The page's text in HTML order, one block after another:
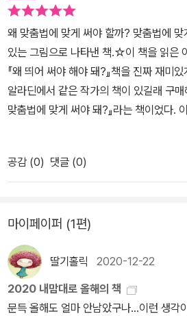
왜 맞춤법에 맞게 써야 할까? 맞춤법에 맞
있는 그림으로 나타낸 책.☆이 책을 읽은
『왜 띄어 써야 해야 돼?』책을 진짜 재미
알라딘에서 같은 작가의 책이 있길래 구매해
맞춤법에 맞게 써야 돼?』라는 책이었다.
마 아빠가 못처럼 박혀 있는 장면, 아기를
는 모습을 보고는 빵 터져서 웃는 아들. 역
후반부에 정말 하이라이트라고 부를 수
다.​​☆ 이 책의 장점​​이 책은 맞춤법의 중요
는 책이다. 맞춤법에 맞게 쓰지 않으면 완
국어의 특징을 알려주는 책이다.​한글을
저학년까지 재미있게 읽을 수 있을 것 같
책이다. ​
공감 (0) 댓글 (0)
마이페이퍼 (1편)
딸기홀릭 2020-12-22
2020 내맘대로 올해의 책
문득 올해도 얼마 안남았구나...이런 생각